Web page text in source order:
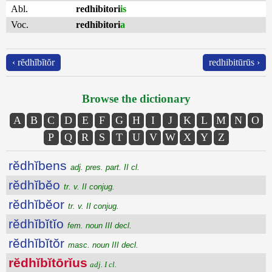
Abl. redhibitoriis
Voc.
redhibitoria
‹ rĕdhĭbĭtŏr redhibitūrūs ›
Browse the dictionary
A B C D E F G H I J K L M N
O
P
Q R S T U V W X Y Z
rĕdhĭbens adj. pres. part. II cl.
rĕdhĭbĕo tr. v. II conjug.
rĕdhĭbĕor tr. v. II conjug.
rĕdhĭbĭtĭo fem. noun III decl.
rĕdhĭbĭtŏr masc. noun III decl.
rĕdhĭbĭtōrĭus adj. I cl.